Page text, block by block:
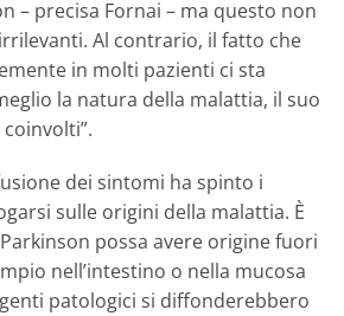
– precisa Fornai – ma questo non
Al contrario, il fatto che
in molti pazienti ci sta
la natura della malattia, il suo
dei sintomi ha spinto i
sulle origini della malattia. È
possa avere origine fuori
nell’intestino o nella mucosa
patologici si diffonderebbero